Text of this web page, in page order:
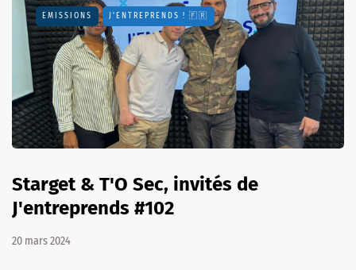
EMISSIONS J'ENTREPRENDS ! 🇫🇷
Starget & T'O Sec, invités de
J'entreprends #102
20 mars 2024